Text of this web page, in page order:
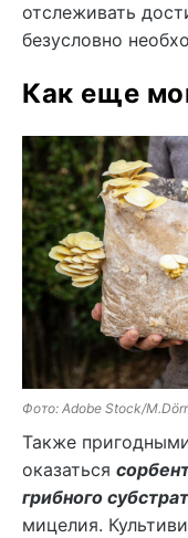
отслеживать
безусловно
Как еще
Фото: Adobe Stock/
Также
оказаться
грибного
мицелия.